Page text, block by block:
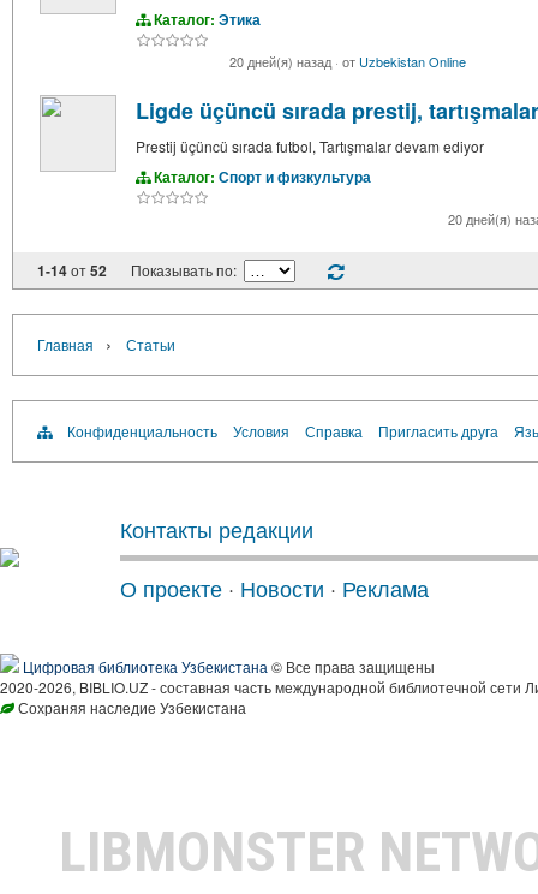
Каталог: Этика
20 дней(я) назад · от Uzbekistan Online
Ligde üçüncü sırada prestij,
Prestij üçüncü sırada futbol, Tartışmalar devam ediyor
Каталог: Спорт и физкультура
20 дней(я)
1-14от52 Показывать по:
Главная › Статьи
Конфиденциальность Условия Справка Пригласить друга
Контакты редакции
О проекте · Новости · Реклама
Цифровая библиотека Узбекистана © Все права защищены
2020-2026, BIBLIO.UZ - составная часть международной библиотечной сети
Сохраняя наследие Узбекистана
LIBMONSTER